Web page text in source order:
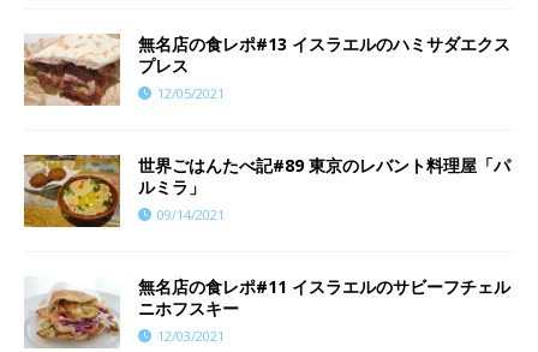
無名店の食レポ#13 イスラエルのハミサダエクス
プレス
12/05/2021
世界ごはんたべ記#89 東京のレバント料理屋「パ
ルミラ」
09/14/2021
無名店の食レポ#11 イスラエルのサビーフチェル
ニホフスキー
12/03/2021